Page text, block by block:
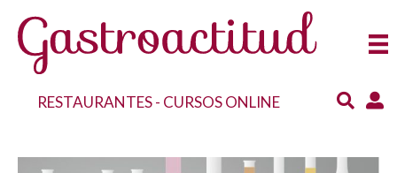
RESTAURANTES- CURSOS ONLINE